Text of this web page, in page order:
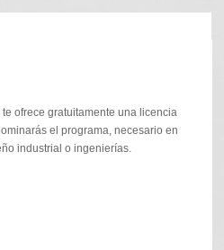
ofrece gratuitamente una licencia
el programa, necesario en
industrial o ingenierías.